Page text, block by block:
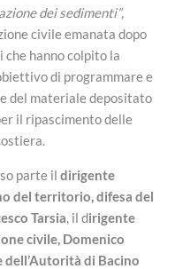
dei sedimenti”,
civile emanata dopo
hanno colpito la
di programmare e
del materiale depositato
il ripascimento delle
parte ildirigente
del territorio, difesa del
Tarsia, il dirigente
civile, Domenico
dell’Autorità di Bacino